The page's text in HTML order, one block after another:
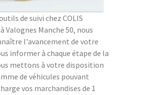
de suivi chez COLIS
à Valognes Manche 50, nous
l'avancement de votre
informer à chaque étape de la
mettons à votre disposition
de véhicules pouvant
vos marchandises de 1